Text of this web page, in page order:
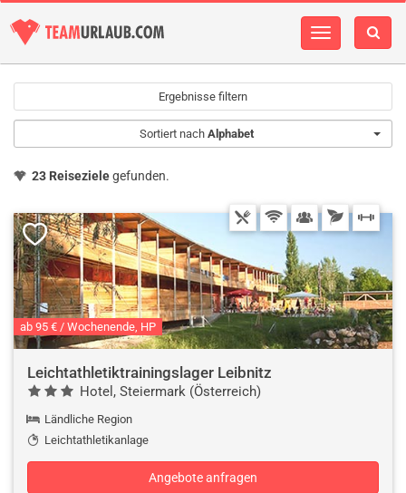
Navigation
Ergebnisse filtern
Sortiert nach Alphabet
23 Reisezielegefunden.
ab 95 € / Wochenende, HP
Leichtathletiktrainingslager Leibnitz
Hotel, Steiermark (Österreich)
Ländliche Region
Leichtathletikanlage
Angebote anfragen